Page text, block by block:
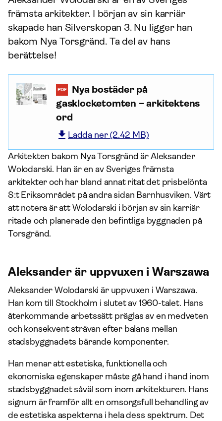
främsta arkitekter. I början av sin karriär
skapade han Silverskopan 3. Nu ligger han
bakom Nya Torsgränd. Ta del av hans
berättelse!
PDF
Nya bostäder på
gasklocketomten – arkitektens
ord
Ladda ner (2.42 MB)
Arkitekten bakom Nya Torsgränd är Aleksander
Wolodarski. Han är en av Sveriges främsta
arkitekter och har bland annat ritat det prisbelönta
S:t Eriksområdet på andra sidan Barnhusviken. Värt
att notera är att Wolodarski i början av sin karriär
ritade och planerade den befintliga byggnaden på
Torsgränd.
Aleksander är uppvuxen i Warszawa
Aleksander Wolodarski är uppvuxen i Warszawa.
Han kom till Stockholm i slutet av 1960-talet. Hans
återkommande arbetssätt präglas av en medveten
och konsekvent strävan efter balans mellan
stadsbyggnadets bärande komponenter.
Han menar att estetiska, funktionella och
ekonomiska egenskaper måste gå hand i hand inom
stadsbyggnadet såväl som inom arkitekturen. Hans
signum är framför allt en omsorgsfull behandling av
de estetiska aspekterna i hela dess spektrum. Det